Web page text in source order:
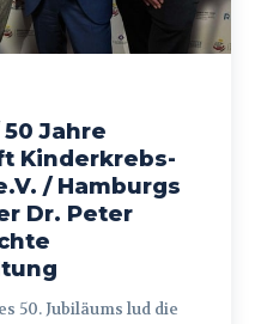
50 Jahre
Kinderkrebs-
/ Hamburgs
Dr. Peter